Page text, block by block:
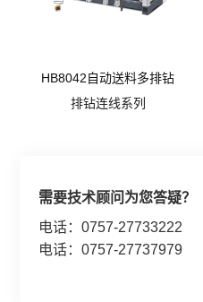
HB8042自动送料多排钻
排钻连线系列
需要技术顾问为您答疑？
电话：0757-27733222
电话：0757-27737979